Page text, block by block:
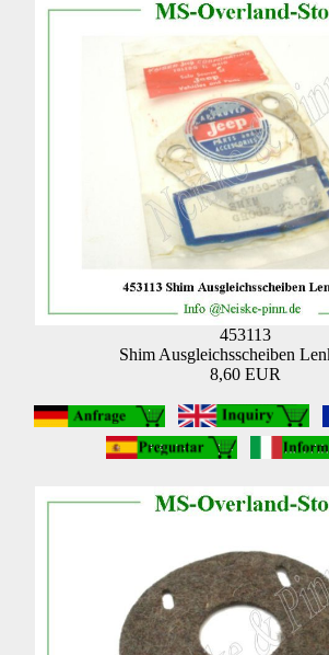
453113
Shim Ausgleichsscheiben
8,60 EUR